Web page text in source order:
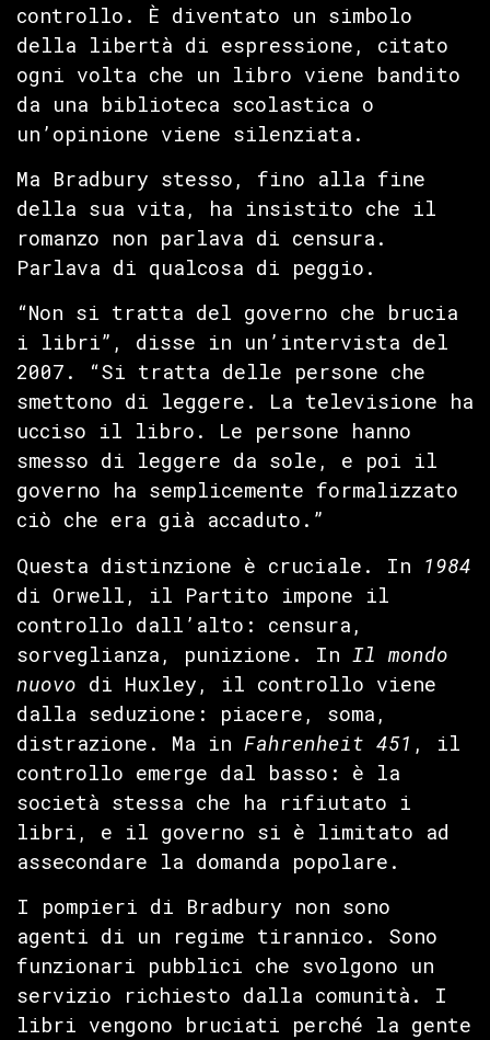
controllo. È diventato un simbolo
della libertà di espressione, citato
ogni volta che un libro viene bandito
da una biblioteca scolastica o
un’opinione viene silenziata.
Ma Bradbury stesso, fino alla fine
della sua vita, ha insistito che il
romanzo non parlava di censura.
Parlava di qualcosa di peggio.
“Non si tratta del governo che brucia
i libri”, disse in un’intervista del
2007. “Si tratta delle persone che
smettono di leggere. La televisione ha
ucciso il libro. Le persone hanno
smesso di leggere da sole, e poi il
governo ha semplicemente formalizzato
ciò che era già accaduto.”
Questa distinzione è cruciale. In 1984
di Orwell, il Partito impone il
controllo dall’alto: censura,
sorveglianza, punizione. In Il mondo
nuovo di Huxley, il controllo viene
dalla seduzione: piacere, soma,
distrazione. Ma in Fahrenheit 451 , il
controllo emerge dal basso: è la
società stessa che ha rifiutato i
libri, e il governo si è limitato ad
assecondare la domanda popolare.
I pompieri di Bradbury non sono
agenti di un regime tirannico. Sono
funzionari pubblici che svolgono un
servizio richiesto dalla comunità. I
libri vengono bruciati perché la gente